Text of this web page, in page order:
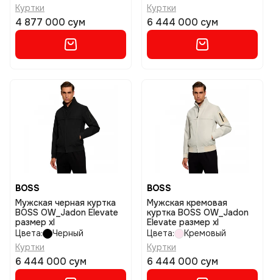
Куртки
4 877 000 сум
Куртки
6 444 000 сум
BOSS
Мужская черная куртка
BOSS OW_Jadon Elevate
размер xl
Цвета:
Черный
Куртки
6 444 000 сум
BOSS
Мужская кремовая
куртка BOSS OW_Jadon
Elevate размер xl
Цвета:
Кремовый
Куртки
6 444 000 сум